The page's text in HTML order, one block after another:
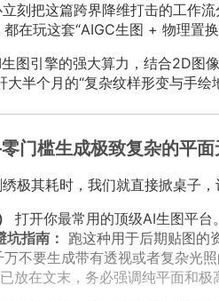
刻把这篇跨界降维打击的工作
在玩这套“AIGC生图 + 物理置
图引擎的强大算力，结合2D图
半个月的“复杂纹样形变与手绘
门槛生成极致复杂的平面
极其耗时，我们就直接掀桌子，
打开你最常用的顶级AI生图平台
坑指南： 跑这种用于后期贴图的
万不要生成带有透视或者复杂光
在文末，务必强调纯平面和极